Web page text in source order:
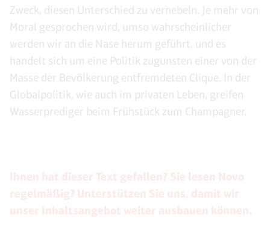
Zweck, diesen Unterschied zu vernebeln. Je mehr von
Moral gesprochen wird, umso wahrscheinlicher
werden wir an die Nase herum geführt, und es
handelt sich um eine Politik zugunsten einer von der
Masse der Bevölkerung entfremdeten Clique. In der
Globalpolitik, wie auch im privaten Leben, greifen
Wasserprediger beim Frühstück zum Champagner.